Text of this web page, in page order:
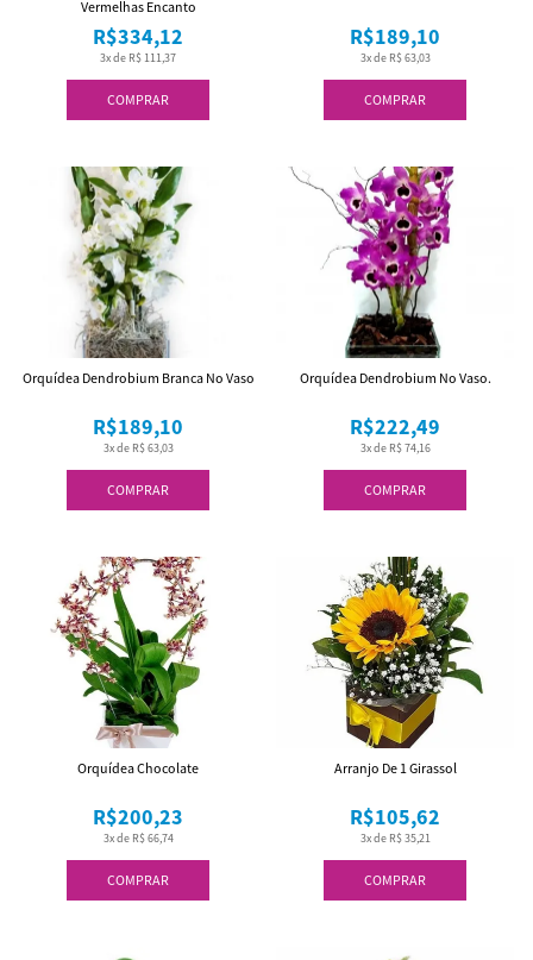
COMPRAR
3x de R$ 111,37
R$334,12
Vermelhas Encanto
COMPRAR
3x de R$ 63,03
R$189,10
COMPRAR
3x de R$ 63,03
R$189,10
Orquídea Dendrobium Branca No Vaso
COMPRAR
3x de R$ 74,16
R$222,49
Orquídea Dendrobium No Vaso.
COMPRAR
3x de R$ 66,74
R$200,23
Orquídea Chocolate
COMPRAR
3x de R$ 35,21
R$105,62
Arranjo De 1 Girassol